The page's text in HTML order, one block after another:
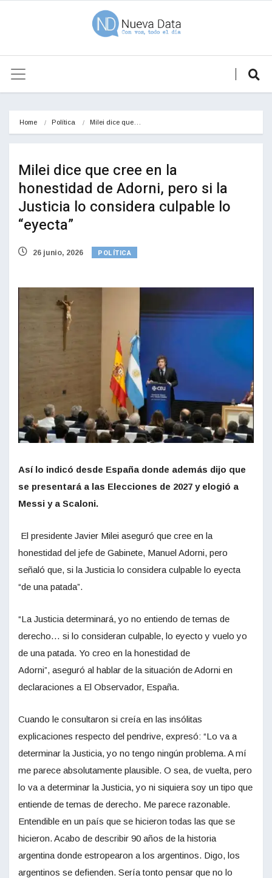
Home Política Milei dice que…
Milei dice que cree en la
honestidad de Adorni, pero si la
Justicia lo considera culpable lo
“eyecta”
26 junio, 2026 POLÍTICA
Así lo indicó desde España donde además dijo que
se presentará a las Elecciones de 2027 y elogió a
Messi y a Scaloni.
El presidente Javier Milei aseguró que cree en la
honestidad del jefe de Gabinete, Manuel Adorni, pero
señaló que, si la Justicia lo considera culpable lo eyecta
“de una patada”.
“La Justicia determinará, yo no entiendo de temas de
derecho… si lo consideran culpable, lo eyecto y vuelo yo
de una patada. Yo creo en la honestidad de
Adorni”, aseguró al hablar de la situación de Adorni en
declaraciones a El Observador, España.
Cuando le consultaron si creía en las insólitas
explicaciones respecto del pendrive, expresó: “Lo va a
determinar la Justicia, yo no tengo ningún problema. A mí
me parece absolutamente plausible. O sea, de vuelta, pero
lo va a determinar la Justicia, yo ni siquiera soy un tipo que
entiende de temas de derecho. Me parece razonable.
Entendible en un país que se hicieron todas las que se
hicieron. Acabo de describir 90 años de la historia
argentina donde estropearon a los argentinos. Digo, los
argentinos se defienden. Sería tonto pensar que no lo